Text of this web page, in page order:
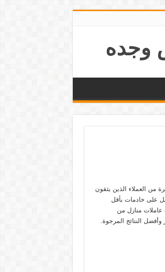
من العملاء الذين يثقون
على خادمات بأقل
عاملات منازل من
النتائج المرجوة.